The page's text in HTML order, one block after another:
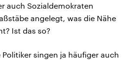
auch Sozialdemokraten
angelegt, was die Nähe
Ist das so?
Politiker singen ja häufiger auch